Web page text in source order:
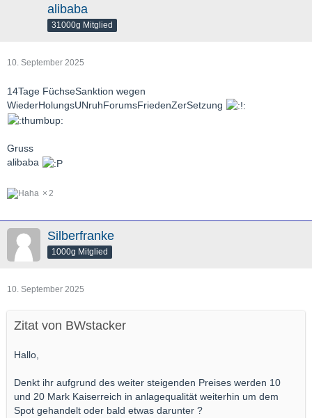
alibaba
31000g Mitglied
10. September 2025
14Tage FüchseSanktion wegen
WiederHolungsUNruhForumsFriedenZerSetzung
Gruss
alibaba
2
Silberfranke
1000g Mitglied
10. September 2025
Zitat von BWstacker
Hallo,
Denkt ihr aufgrund des weiter steigenden Preises werden 10
und 20 Mark Kaiserreich in anlagequalität weiterhin um dem
Spot gehandelt oder bald etwas darunter ?